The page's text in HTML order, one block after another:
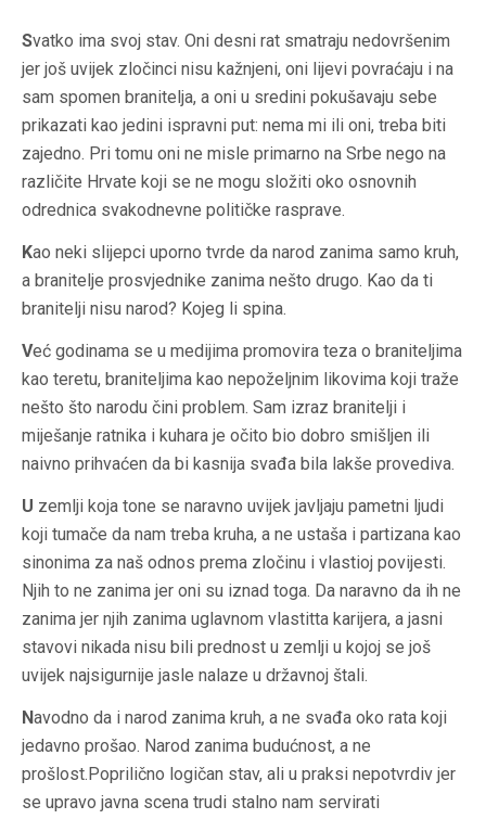
Svatko ima svoj stav. Oni desni rat smatraju nedovršenim
jer još uvijek zločinci nisu kažnjeni, oni lijevi povraćaju i na
sam spomen branitelja, a oni u sredini pokušavaju sebe
prikazati kao jedini ispravni put: nema mi ili oni, treba biti
zajedno. Pri tomu oni ne misle primarno na Srbe nego na
različite Hrvate koji se ne mogu složiti oko osnovnih
odrednica svakodnevne političke rasprave.
Kao neki slijepci uporno tvrde da narod zanima samo kruh,
a branitelje prosvjednike zanima nešto drugo. Kao da ti
branitelji nisu narod? Kojeg li spina.
Već godinama se u medijima promovira teza o braniteljima
kao teretu, braniteljima kao nepoželjnim likovima koji traže
nešto što narodu čini problem. Sam izraz branitelji i
miješanje ratnika i kuhara je očito bio dobro smišljen ili
naivno prihvaćen da bi kasnija svađa bila lakše provediva.
U zemlji koja tone se naravno uvijek javljaju pametni ljudi
koji tumače da nam treba kruha, a ne ustaša i partizana kao
sinonima za naš odnos prema zločinu i vlastioj povijesti.
Njih to ne zanima jer oni su iznad toga. Da naravno da ih ne
zanima jer njih zanima uglavnom vlastitta karijera, a jasni
stavovi nikada nisu bili prednost u zemlji u kojoj se još
uvijek najsigurnije jasle nalaze u državnoj štali.
Navodno da i narod zanima kruh, a ne svađa oko rata koji
jedavno prošao. Narod zanima budućnost, a ne
prošlost.Poprilično logičan stav, ali u praksi nepotvrdiv jer
se upravo javna scena trudi stalno nam servirati